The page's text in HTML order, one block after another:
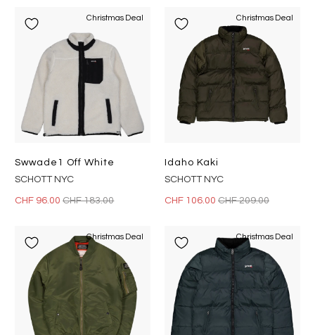
Christmas Deal
Swwade1 Off White
SCHOTT NYC
CHF 96.00CHF 183.00
Christmas Deal
Idaho Kaki
SCHOTT NYC
CHF 106.00 CHF 209.00
Christmas Deal Christmas Deal